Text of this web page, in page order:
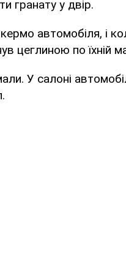
гранату у двір.
автомобіля, і
цеглиною по їхній
У салоні